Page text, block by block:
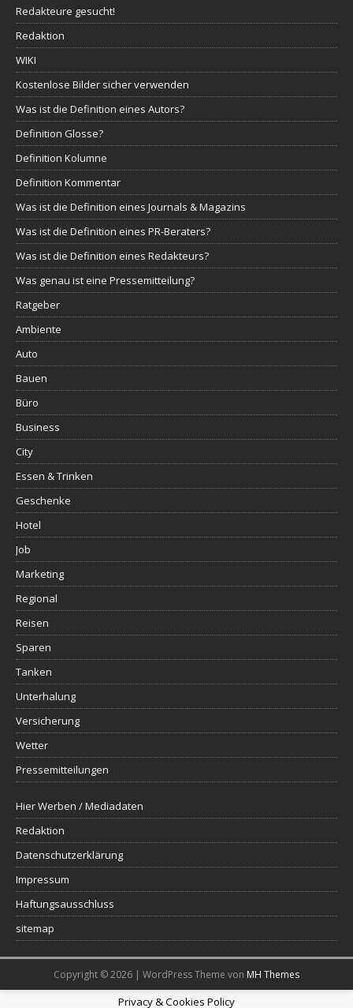
Redakteure gesucht!
Redaktion
WIKI
Kostenlose Bilder sicher verwenden
Was ist die Definition eines Autors?
Definition Glosse?
Definition Kolumne
Definition Kommentar
Was ist die Definition eines Journals & Magazins
Was ist die Definition eines PR-Beraters?
Was ist die Definition eines Redakteurs?
Was genau ist eine Pressemitteilung?
Ratgeber
Ambiente
Auto
Bauen
Büro
Business
City
Essen & Trinken
Geschenke
Hotel
Job
Marketing
Regional
Reisen
Sparen
Tanken
Unterhalung
Versicherung
Wetter
Pressemitteilungen
Hier Werben / Mediadaten
Redaktion
Datenschutzerklärung
Impressum
Haftungsausschluss
sitemap
Copyright © 2026 | WordPress Theme von MH Themes
Privacy & Cookies Policy